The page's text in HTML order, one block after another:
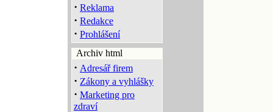
· Reklama
· Redakce
· Prohlášení
Archiv html
· Adresář firem
· Zákony a vyhlášky
· Marketing pro
zdraví